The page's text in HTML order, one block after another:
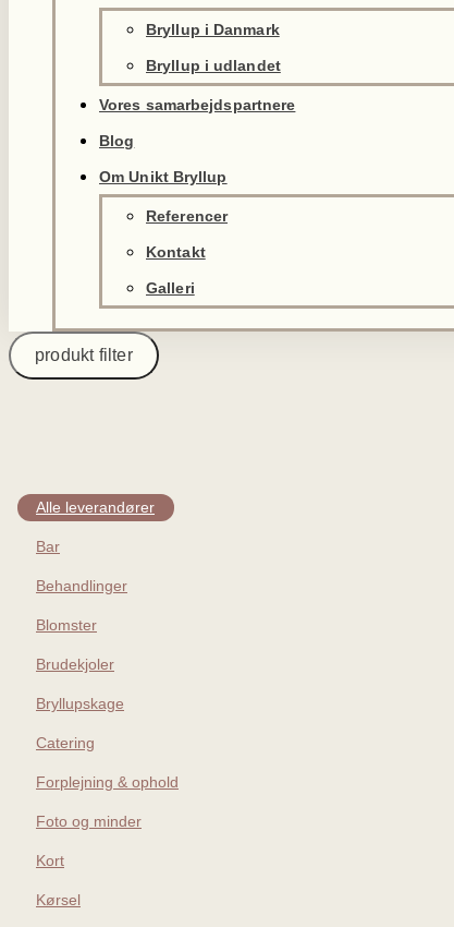
Bryllup i Danmark
Bryllup i udlandet
Vores samarbejdspartnere
Blog
Om Unikt Bryllup
Referencer
Kontakt
Galleri
produkt filter
Alle leverandører
Bar
Behandlinger
Blomster
Brudekjoler
Bryllupskage
Catering
Forplejning & ophold
Foto og minder
Kort
Kørsel